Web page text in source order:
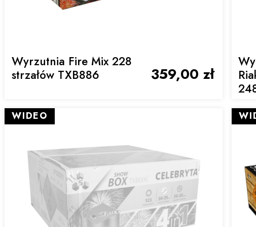
Wyrzutnia Fire Mix 228
strzałów TXB886
359,00 zł
WIDEO